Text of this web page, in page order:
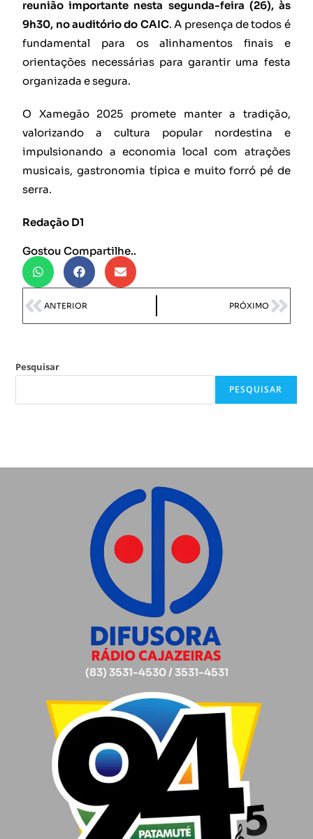
reunião importante nesta segunda-feira (26), às
9h30, no auditório do CAIC. A presença de todos é
fundamental para os alinhamentos finais e
orientações necessárias para garantir uma festa
organizada e segura.
O Xamegão 2025 promete manter a tradição,
valorizando a cultura popular nordestina e
impulsionando a economia local com atrações
musicais, gastronomia típica e muito forró pé de
serra.
Redação D1
Gostou Compartilhe..
ANTERIOR PRÓXIMO
Pesquisar
PESQUISAR
(83) 3531-4530 / 3531-4531